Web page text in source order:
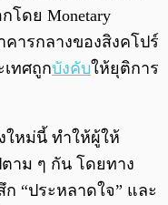
โดย Monetary
คารกลางของสิงคโปร์
เทศถูกบังคับให้ยุติการ
ใหม่นี้ ทำให้ผู้ให้
าม ๆ กัน โดยทาง
ก “ประหลาดใจ” และ